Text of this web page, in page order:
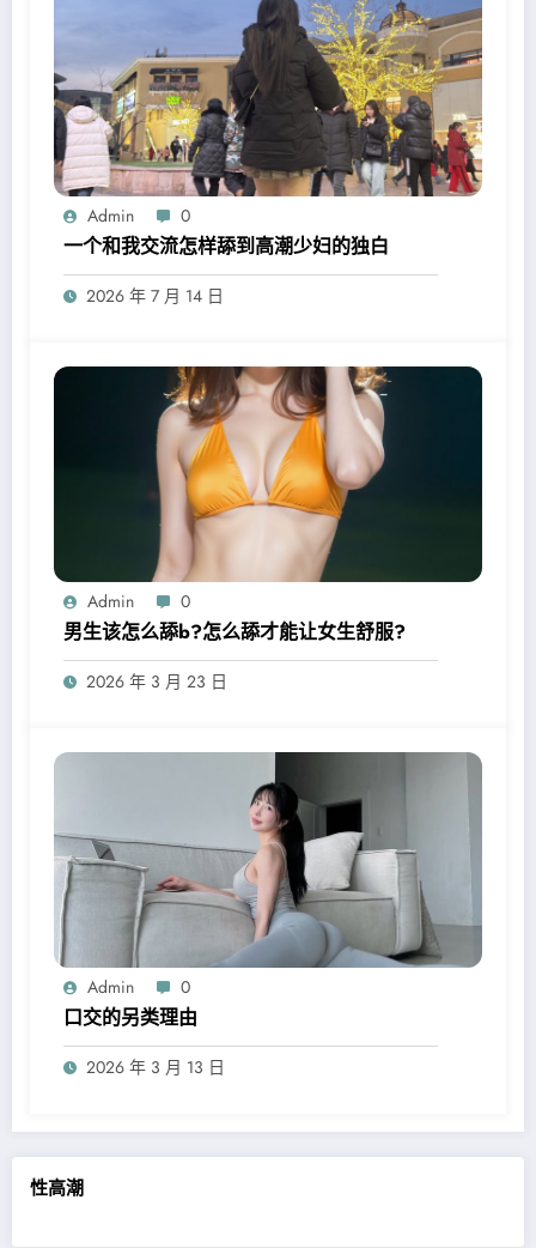
性高潮
Admin 0
一个和我交流怎样舔到高潮少妇的独白
2026 年 7 月 14 日
Admin 0
男生该怎么舔b?怎么舔才能让女生舒服?
2026 年 3 月 23 日
Admin 0
口交的另类理由
2026 年 3 月 13 日